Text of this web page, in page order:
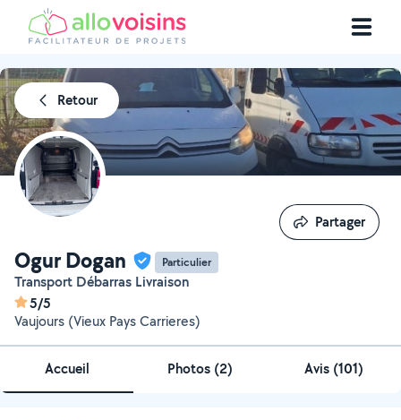
Retour
Ogur Dogan Particulier
Transport Débarras Livraison
5/5
Vaujours (Vieux Pays Carrieres)
Partager
Partager
Accueil Photos (2) Avis (101)